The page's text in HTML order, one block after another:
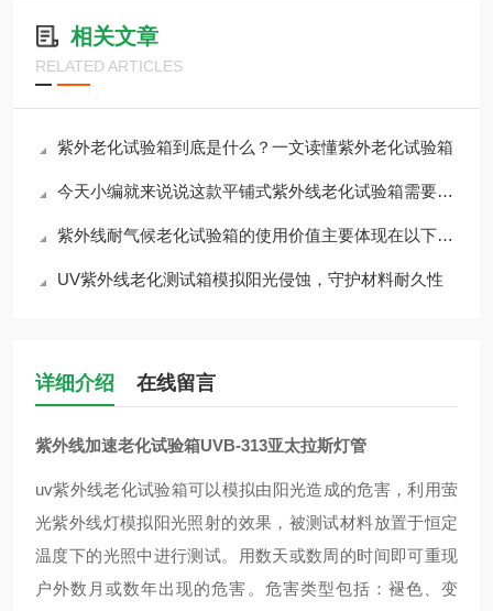
相关文章
RELATED ARTICLES
紫外老化试验箱到底是什么？一文读懂紫外老化试验箱
今天小编就来说说这款平铺式紫外线老化试验箱需要如何维护与保养
紫外线耐气候老化试验箱的使用价值主要体现在以下几个方面
UV紫外线老化测试箱模拟阳光侵蚀，守护材料耐久性
详细介绍 在线留言
紫外线加速老化试验箱UVB-313亚太拉斯灯管
uv紫外线老化试验箱可以模拟由阳光造成的危害，利用萤
光紫外线灯模拟阳光照射的效果，被测试材料放置于恒定
温度下的光照中进行测试。用数天或数周的时间即可重现
户外数月或数年出现的危害。危害类型包括：褪色、变